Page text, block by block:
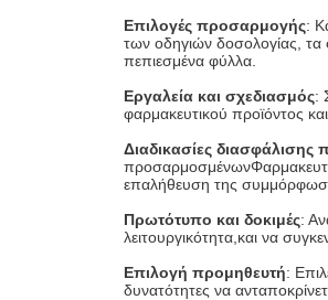
Επιλογές προσαρμογής:
των οδηγιών δοσολογίας, τα
πεπιεσμένα φύλλα.
Εργαλεία και σχεδιασμός:
φαρμακευτικού προϊόντος
Διαδικασίες διασφάλισης
προσαρμοσμένων
επαλήθευση της
Πρωτότυπο και δοκιμές:
λειτουργικότητα,και να
Επιλογή προμηθευτή:
δυνατότητες να